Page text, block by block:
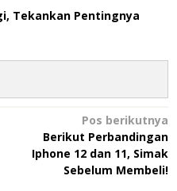
Tekankan Pentingnya
Pos berikutnya
Berikut Perbandingan
Iphone 12 dan 11, Simak
Sebelum Membeli!